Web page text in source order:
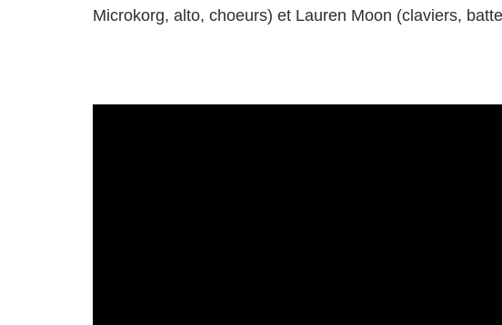
Microkorg, alto, choeurs) et Lauren Moon (claviers,